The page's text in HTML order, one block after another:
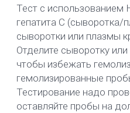
Тест с использованием
гепатита C
сыворотки или плазмы
Отделите сыворотку
чтобы избежать
гемолизированные
Тестирование надо
оставляйте пробы на